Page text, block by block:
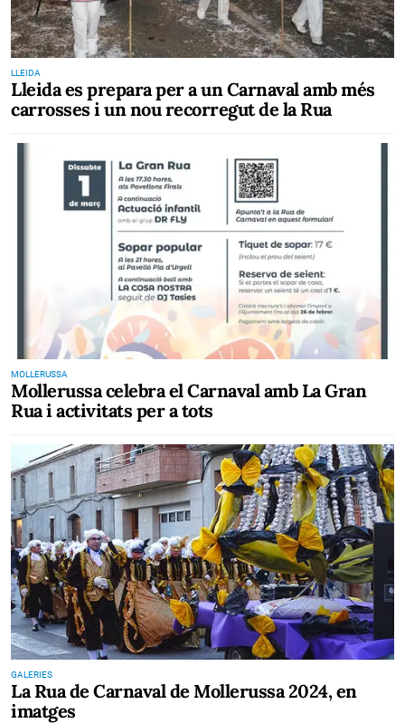
LLEIDA
Lleida es prepara per a un Carnaval amb més
carrosses i un nou recorregut de la Rua
MOLLERUSSA
Mollerussa celebra el Carnaval amb La Gran
Rua i activitats per a tots
GALERIES
La Rua de Carnaval de Mollerussa 2024, en
imatges